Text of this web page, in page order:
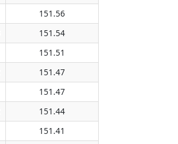
151.56
151.54
151.51
151.47
151.47
151.44
151.41